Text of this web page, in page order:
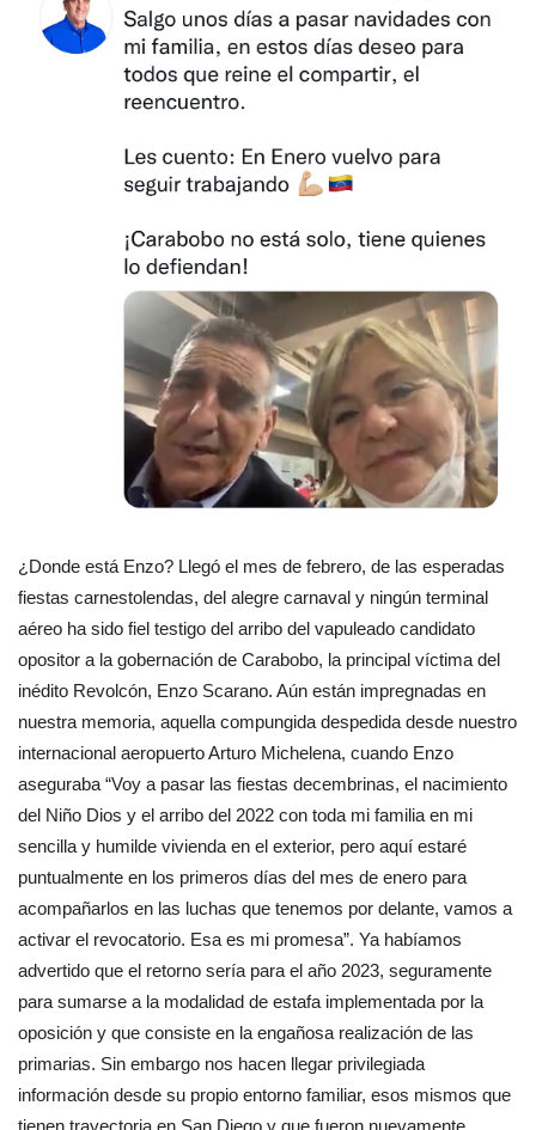
¿Donde está Enzo? Llegó el mes de febrero, de las esperadas
fiestas carnestolendas, del alegre carnaval y ningún terminal
aéreo ha sido fiel testigo del arribo del vapuleado candidato
opositor a la gobernación de Carabobo, la principal víctima del
inédito Revolcón, Enzo Scarano. Aún están impregnadas en
nuestra memoria, aquella compungida despedida desde nuestro
internacional aeropuerto Arturo Michelena, cuando Enzo
aseguraba “Voy a pasar las fiestas decembrinas, el nacimiento
del Niño Dios y el arribo del 2022 con toda mi familia en mi
sencilla y humilde vivienda en el exterior, pero aquí estaré
puntualmente en los primeros días del mes de enero para
acompañarlos en las luchas que tenemos por delante, vamos a
activar el revocatorio. Esa es mi promesa”. Ya habíamos
advertido que el retorno sería para el año 2023, seguramente
para sumarse a la modalidad de estafa implementada por la
oposición y que consiste en la engañosa realización de las
primarias. Sin embargo nos hacen llegar privilegiada
información desde su propio entorno familiar, esos mismos que